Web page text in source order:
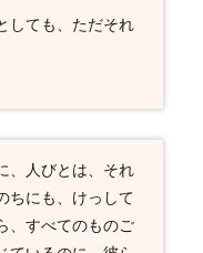
しても、ただそれ
、人びとは、それ
ちにも、けっして
、すべてのものご